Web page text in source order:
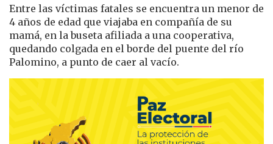
Entre las víctimas fatales se encuentra un menor de
4 años de edad que viajaba en compañía de su
mamá, en la buseta afiliada a una cooperativa,
quedando colgada en el borde del puente del río
Palomino, a punto de caer al vacío.